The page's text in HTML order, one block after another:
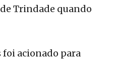
Trindade quando
foi acionado para